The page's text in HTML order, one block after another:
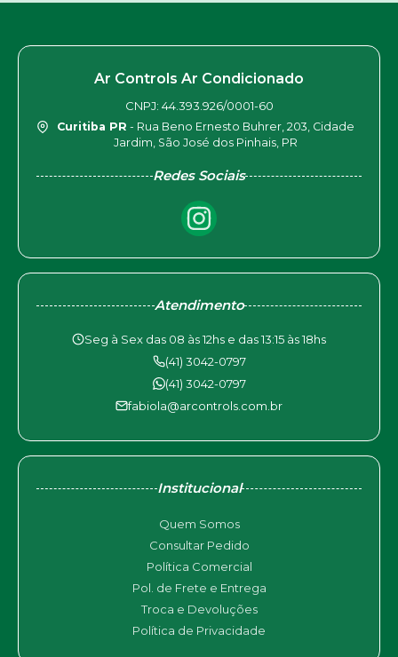
Ar Controls Ar Condicionado
CNPJ: 44.393.926/0001-60
Curitiba PR - Rua Beno Ernesto Buhrer, 203, Cidade
Jardim, São José dos Pinhais, PR
Redes Sociais
Atendimento
Seg à Sex das 08 às 12hs e das 13:15 às 18hs
(41) 3042-0797
(41) 3042-0797
fabiola@arcontrols.com.br
Institucional
Quem Somos
Consultar Pedido
Política Comercial
Pol. de Frete e Entrega
Troca e Devoluções
Política de Privacidade